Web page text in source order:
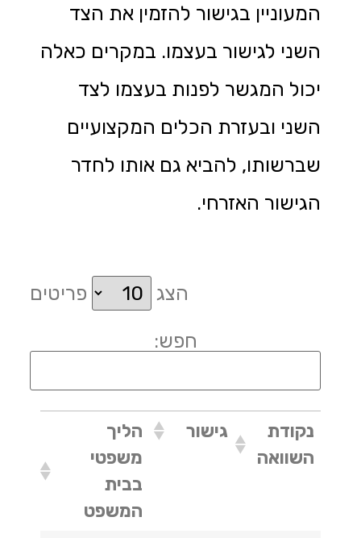
המעוניין בגישור להזמין את הצד
השני לגישור בעצמו. במקרים כאלה
יכול המגשר לפנות בעצמו לצד
השני ובעזרת הכלים המקצועיים
שברשותו, להביא גם אותו לחדר
הגישור האזרחי.
הצג פריטים
חפש:
נקודת
השוואה
גישור
הליך
משפטי
בבית
המשפט